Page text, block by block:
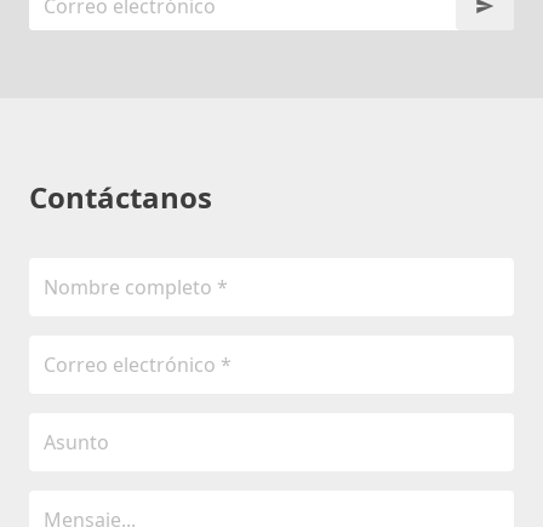
Contáctanos